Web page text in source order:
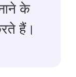
के
हैं।